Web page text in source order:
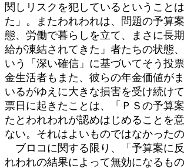
関しリスクを犯しているということ
た」。またわれわれは、問題の予算
態、労働で暮らしを立て、まさに長
給が凍結されてきた」者たちの状態
いう「深い確信」に基づいてそう投
金生活者もまた、彼らの年金価値が
いるがゆえに大きな損害を受け続け
票日に起きたことは、「ＰＳの予算
たとわれわれが認めはじめることを
ない。それはよいものではなかったの
ブロコに関する限り、「予算案に
れわれの結果によって無効になるも